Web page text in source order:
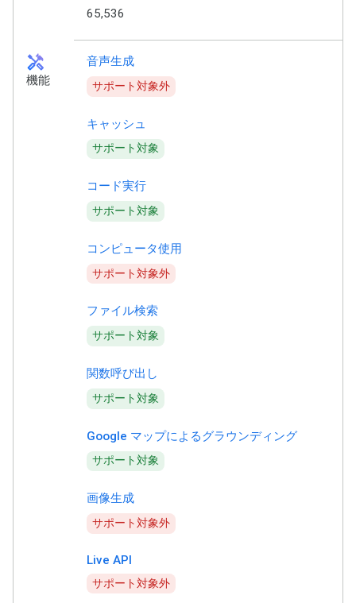
65,536
handyman
機能
音声生成
サポート対象外
キャッシュ
サポート対象
コード実行
サポート対象
コンピュータ使用
サポート対象外
ファイル検索
サポート対象
関数呼び出し
サポート対象
Google マップによるグラウンディング
サポート対象
画像生成
サポート対象外
Live API
サポート対象外